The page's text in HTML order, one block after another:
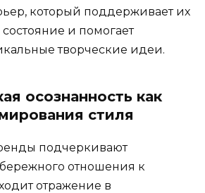
который поддерживает их
и помогает
творческие идеи.
осознанность как
стиля
подчеркивают
отношения к
отражение в